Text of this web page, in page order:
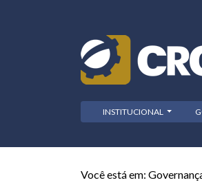
INSTITUCIONAL
Você está em: